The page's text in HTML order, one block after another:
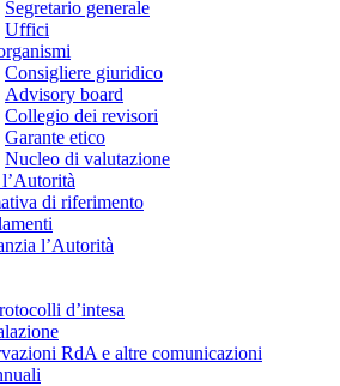
Segretario generale
Uffici
Consigliere giuridico
Advisory board
Collegio dei revisori
Garante etico
Nucleo di valutazione
di riferimento
l’Autorità
d’intesa
RdA e altre comunicazioni